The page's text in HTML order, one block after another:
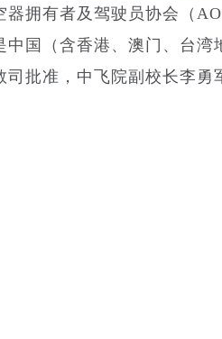
器拥有者及驾驶员协会（
中国（含香港、澳门、台
司批准，中飞院副校长李勇